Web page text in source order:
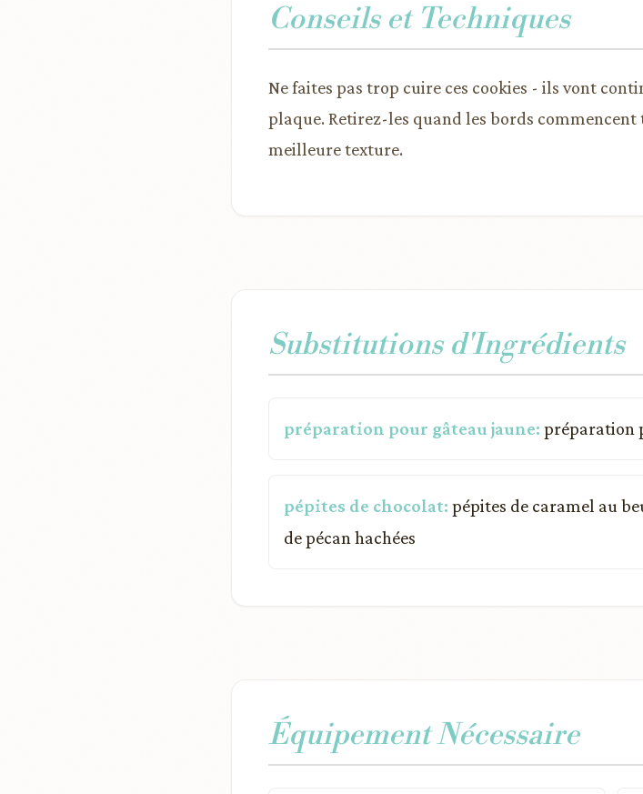
Conseils et Techniques
Ne faites pas trop cuire ces cookies - ils vont
plaque. Retirez-les quand les bords
meilleure texture.
Substitutions d'Ingrédients
préparation pour gâteau jaune: préparation
pépites de chocolat: pépites de caramel au
de pécan hachées
Équipement Nécessaire